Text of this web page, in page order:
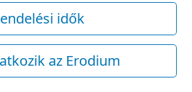
idők
az Erodium